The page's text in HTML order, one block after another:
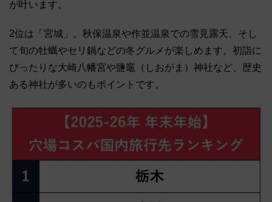
が叶います。
2位は「宮城」。秋保温泉や作並温泉での雪見露天、そし
て旬の牡蠣やセリ鍋などの冬グルメが楽しめます。初詣に
ぴったりな大崎八幡宮や鹽竈（しおがま）神社など、歴史
ある神社が多いのもポイントです。